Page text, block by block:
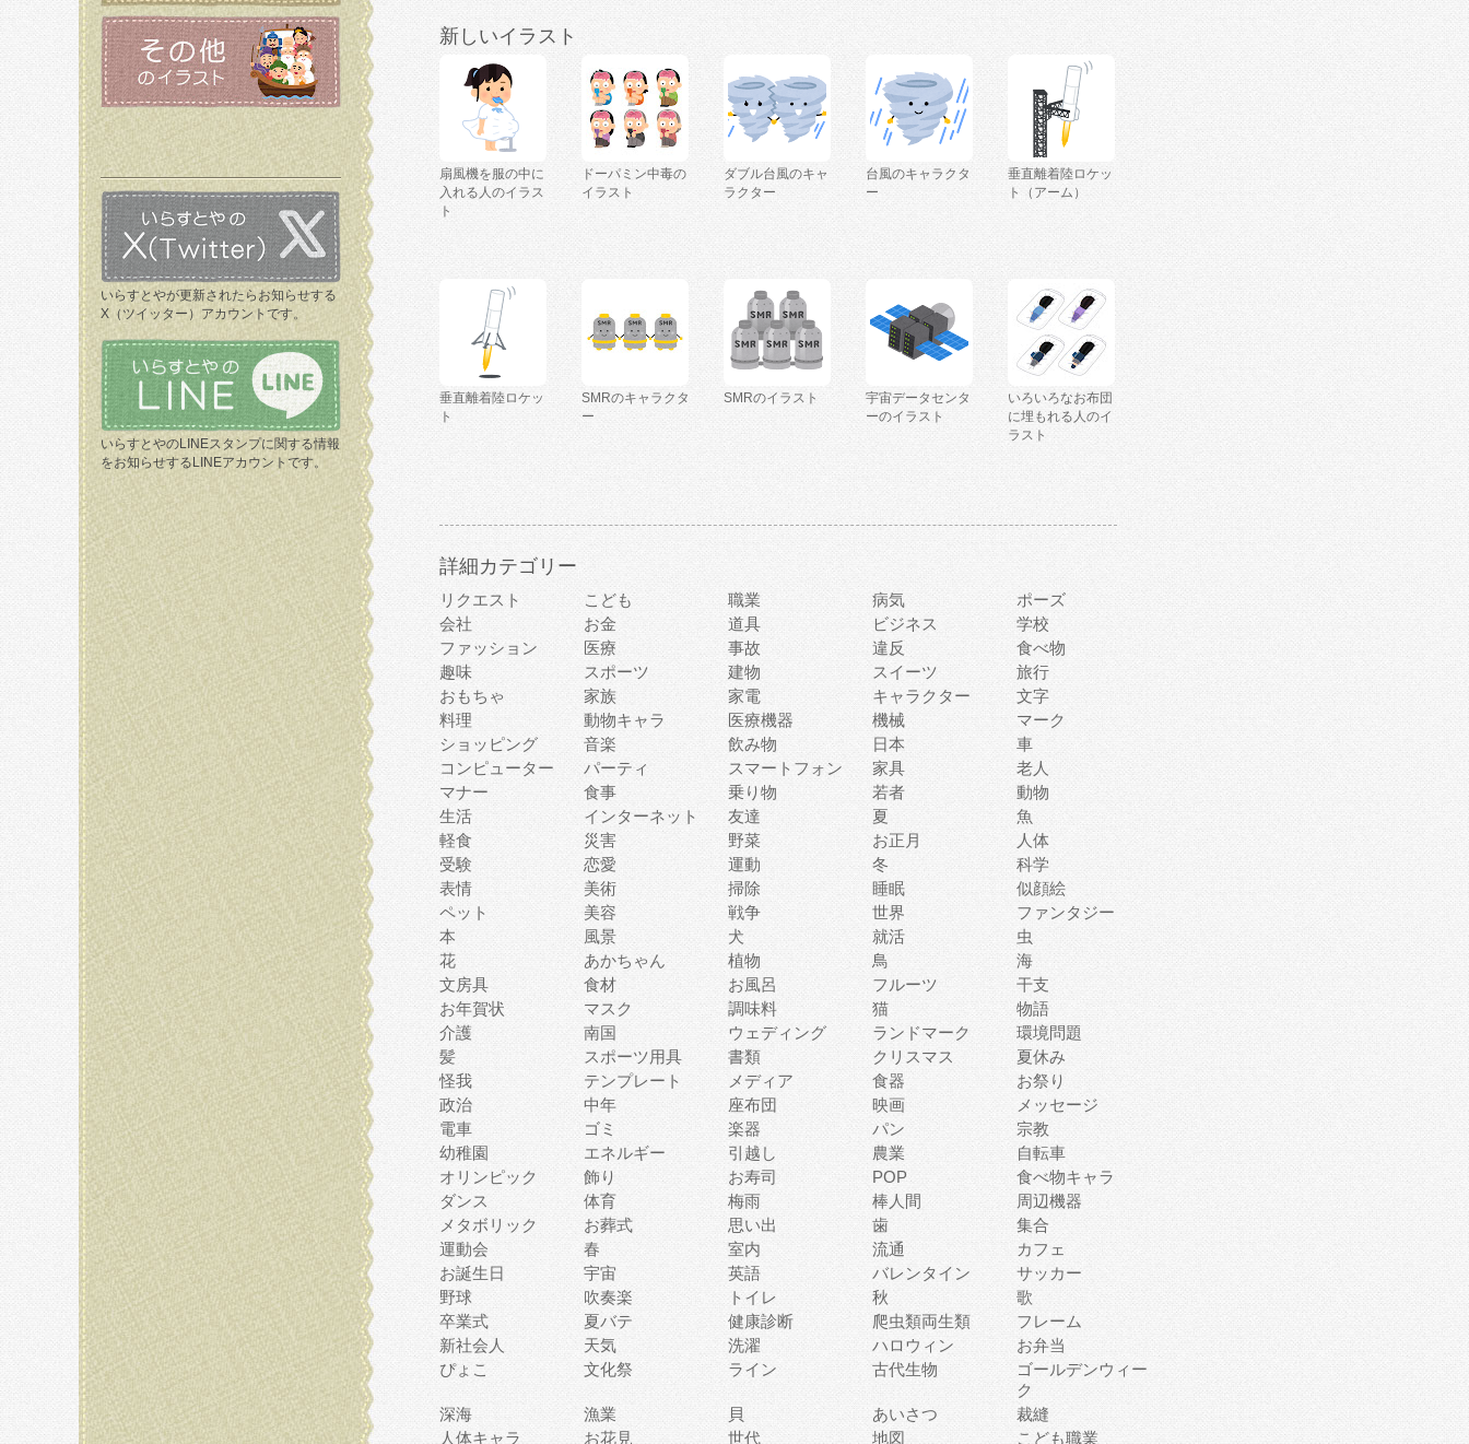
いらすとやが更新されたらお知らせする
X（ツイッター）アカウントです。
いらすとやのLINEスタンプに関する情報
をお知らせするLINEアカウントです。
新しいイラスト
扇風機を服の中に
入れる人のイラス
ト
ドーパミン中毒の
イラスト
ダブル台風のキャ
ラクター
台風のキャラクタ
ー
垂直離着陸ロケッ
ト（アーム）
垂直離着陸ロケッ
ト
SMRのキャラクタ
ー
SMRのイラスト
宇宙データセンタ
ーのイラスト
いろいろなお布団
に埋もれる人のイ
ラスト
詳細カテゴリー
リクエスト こども 職業 病気
ポーズ
会社
お金 道具 ビジネス
学校
ファッション
医療 事故 違反
食べ物
趣味
スポーツ 建物 スイーツ
旅行
おもちゃ
家族 家電 キャラクター
文字
料理
動物キャラ 医療機器 機械
マーク
ショッピング
音楽 飲み物 日本
車
コンピューター
パーティ スマートフォン 家具
老人
マナー
食事 乗り物 若者
動物
生活
インターネット 友達 夏
魚
軽食
災害 野菜 お正月
人体
受験
恋愛 運動 冬
科学
表情
美術 掃除 睡眠
似顔絵
ペット
美容 戦争 世界
ファンタジー
本
風景 犬 就活
虫
花
あかちゃん 植物 鳥
海
文房具
食材 お風呂 フルーツ
干支
お年賀状
マスク 調味料 猫
物語
介護
南国 ウェディング ランドマーク
環境問題
髪
スポーツ用具 書類 クリスマス
夏休み
怪我
テンプレート メディア 食器
お祭り
政治
中年 座布団 映画
メッセージ
電車
ゴミ 楽器 パン
宗教
幼稚園
エネルギー 引越し 農業
自転車
オリンピック
飾り お寿司 POP
食べ物キャラ
ダンス
体育 梅雨 棒人間
周辺機器
メタボリック
お葬式 思い出 歯
集合
運動会
春 室内 流通
カフェ
お誕生日
宇宙 英語 バレンタイン
サッカー
野球
吹奏楽 トイレ 秋
歌
卒業式
夏バテ 健康診断 爬虫類両生類
フレーム
新社会人
天気 洗濯 ハロウィン
お弁当
ぴょこ
文化祭 ライン 古代生物
ゴールデンウィー
ク
深海
漁業 貝 あいさつ
裁縫
人体キャラ
お花見 世代 地図 こども職業